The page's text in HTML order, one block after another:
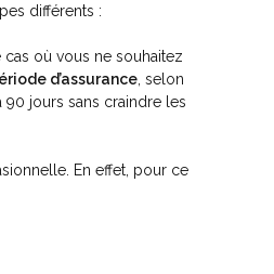
différents :
où vous ne souhaitez
d’assurance , selon
jours sans craindre les
En effet, pour ce